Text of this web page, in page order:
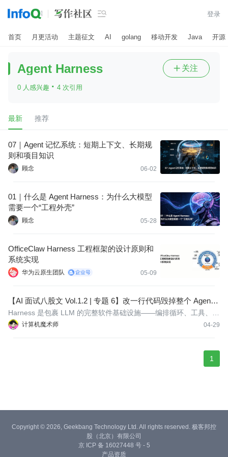
 登录
首页 月更活动 主题征文 AI golang 移动开发 Java 开源
Agent Harness
0 人感兴趣 · 4 次引用
 关注
最新 推荐
07｜Agent 记忆系统：短期上下文、长期规
则和项目知识
顾念 06-02
01｜什么是 Agent Harness：为什么大模型
需要一个“工程外壳”
顾念 05-28
OfficeClaw Harness 工程框架的设计原则和
系统实现
华为云原生团队 05-09
【AI 面试八股文 Vol.1.2 | 专题 6】改一行代码毁掉整个 Agent L
oop？测试策略才是真正的护城河
计算机魔术师 04-29
Harness 是包裹 LLM 的完整软件基础设施——编排循环、工具、记
忆、状态持久化、错误处理和验证循环。
1
Copyright © 2026, Geekbang Technology Ltd. All rights reserved. 极客邦控
股（北京）有限公司
京 ICP 备 16027448 号 - 5
产品资质